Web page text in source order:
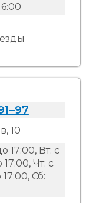
10
17:00, Вт: с
Чт: с
Сб: